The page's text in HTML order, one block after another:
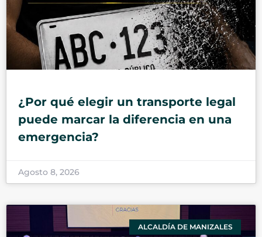
¿Por qué elegir un transporte legal
puede marcar la diferencia en una
emergencia?
Agosto 8, 2026
ALCALDÍA DE MANIZALES